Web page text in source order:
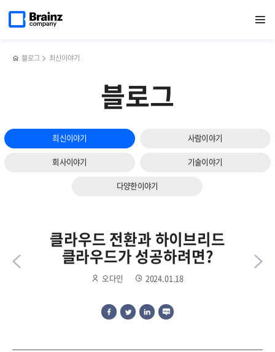
열기
페이지로
블로그 최신이야기
블로그
최신이야기 사람이야기
회사이야기 기술이야기
다양한이야기
(Zenius),
웰메이드
언론사에서도
클라우드 전환과 하이브리드
클라우드가 성공하려면?
오다인 2024.01.18
딜로이트까지,
2024
총정리
다음
슬라이드